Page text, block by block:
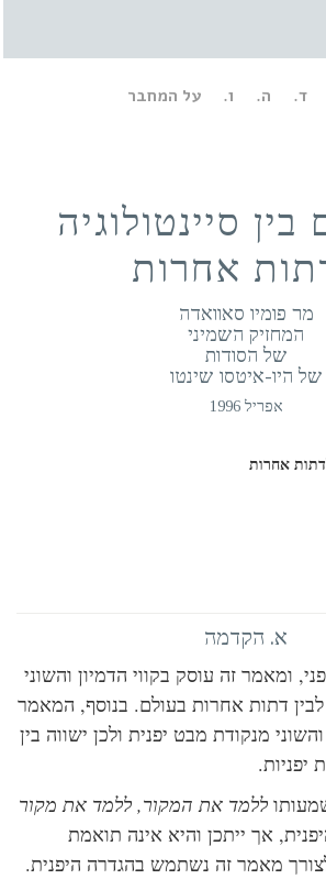
ה. ו. על המחבר
סיינטולוגיה
אחרות
פומיו סאוואדה
המחזיק השמיני
של הסודות
היו-איטסו שינטו
אפריל 1996
אחרות
א. הקדמה
זה עוסק בקווי הדמיון והשוני
דתות אחרות בעולם. בנוסף, המאמר
מנקודת מבט יפנית ולכן ישווה בין
ללמד את המקור, ללמד את מקור
אך ייתכן והיא אינה תואמת
מאמר זה נשתמש בהגדרה היפנית.